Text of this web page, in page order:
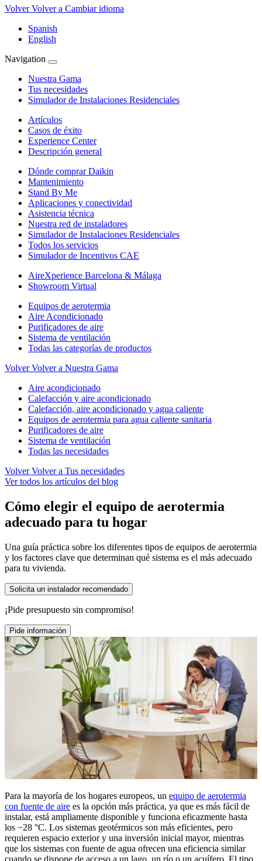
Volver Volver a Cambiar idioma
Spanish
English
Navigation
Nuestra Gama
Tus necesidades
Simulador de Instalaciones Residenciales
Artículos
Casos de éxito
Experience Center
Descripción general
Dónde comprar Daikin
Mantenimiento
Stand By Me
Aplicaciones y conectividad
Asistencia técnica
Nuestra red de instaladores
Simulador de Instalaciones Residenciales
Todos los servicios
Simulador de Incentivos CAE
AireXperience Barcelona & Málaga
Showroom Virtual
Equipos de aerotermia
Aire Acondicionado
Purificadores de aire
Sistema de ventilación
Todas las categorías de productos
Volver Volver a Nuestra Gama
Aire acondicionado
Calefacción y aire acondicionado
Calefacción, aire acondicionado y agua caliente
Equipos de aerotermia para agua caliente sanitaria
Purificadores de aire
Sistema de ventilación
Todas las necesidades
Volver Volver a Tus necesidades
Ver todos los artículos del blog
Cómo elegir el equipo de aerotermia
adecuado para tu hogar
Una guía práctica sobre los diferentes tipos de equipos de aerotermia
y los factores clave que determinan qué sistema es el más adecuado
para tu vivienda.
Solicita un instalador recomendado
¡Pide presupuesto sin compromiso!
Pide información
Para la mayoría de los hogares europeos, un equipo de aerotermia
con fuente de aire es la opción más práctica, ya que es más fácil de
instalar, está ampliamente disponible y funciona eficazmente hasta
los −28 °C. Los sistemas geotérmicos son más eficientes, pero
requieren espacio exterior y una inversión inicial mayor, mientras
que los sistemas con fuente de agua ofrecen una eficiencia similar
cuando se dispone de acceso a un lago, un río o un acuífero. El tipo